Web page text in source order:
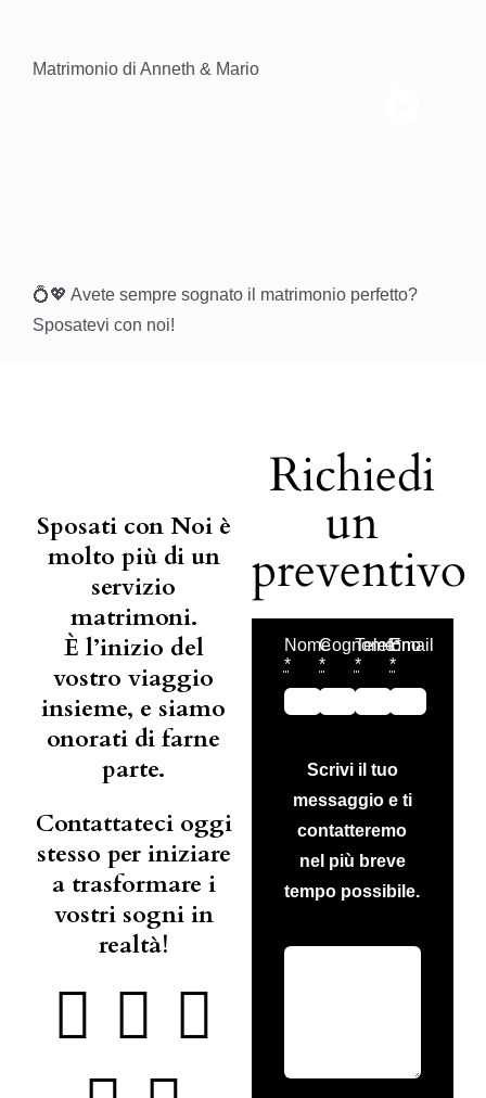
Matrimonio di Anneth & Mario
💍💖 Avete sempre sognato il matrimonio perfetto?
Sposatevi con noi!
Sposati con Noi è
molto più di un
servizio
matrimoni.
È l’inizio del
vostro viaggio
insieme, e siamo
onorati di farne
parte.
Contattateci oggi
stesso per iniziare
a trasformare i
vostri sogni in
realtà!
Richiedi
un
preventivo
Nome
*
Cognome*
*
Telefono
*
Email
*
Scrivi il tuo
messaggio e ti
contatteremo
nel più breve
tempo possibile.